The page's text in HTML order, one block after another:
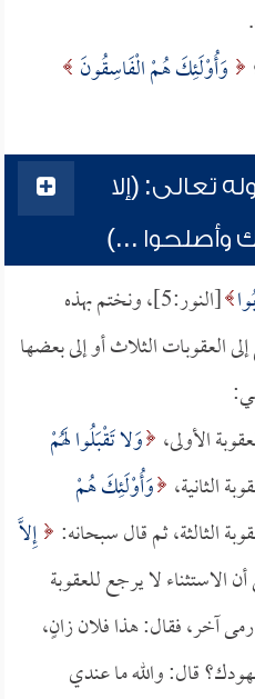
وَأُوْلَئِكَ هُمْ الْفَاسِقُونَ
تعالى: (إلا
وأصلحوا ...)
[النور:5]، ونختم بهذه
العقوبات الثلاث أو إلى بعضها
وَلا تَقْبَلُوا لَهُمْ
وَأُوْلَئِكَ هُمْ
إِلاَّ
الاستثناء لا يرجع للعقوبة
آخر، فقال: هذا فلان زانٍ،
قال: والله ما عندي